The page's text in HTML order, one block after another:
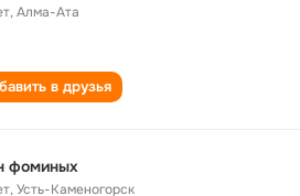
,Алма-Ата
в друзья
фоминых
,Усть-Каменогорск